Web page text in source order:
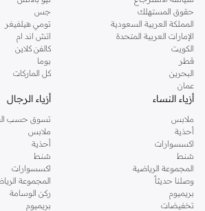
تسوقي دوروثي بيركنز اون لاين مسقط
تسوقي دوروثي بيركنز اون لاين من نمشي واستمتعي
دوروثي بيركنز الشهيرة. تصفحي المجموعة كاملة في متجر
استخدمي القائمة لتحديد تجربة تسوق دوروثي بيركنز اون
والدعم الاستثنائي يضمن لك تجربة تسوق ممتعة دائما مع
حقوق المستهلك
المملكة العربية السعودية
الإمارات العربية المتحدة
الكويت
قطر
البحرين
عمان
جس
تومي هيلفيغر
اتش اند ام
كالفن كلاين
بوما
كل الماركات
أزياء النساء
ملابس
أحذية
اكسسوارات
شنط
المجموعة الرياضية
وصلنا حديثاً
بريميوم
تخفيضات
أزياء الرجال
تسوق حسب
ملابس
أحذية
شنط
اكسسوارات
المجموعة
ركن الوسامة
بريميوم